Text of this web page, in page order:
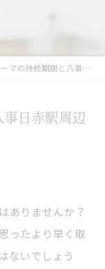
間と八事日赤駅周辺で長持ちの秘訣を徹底解説
日赤駅周辺
ありませんか？
ったより早く取
ないでしょう